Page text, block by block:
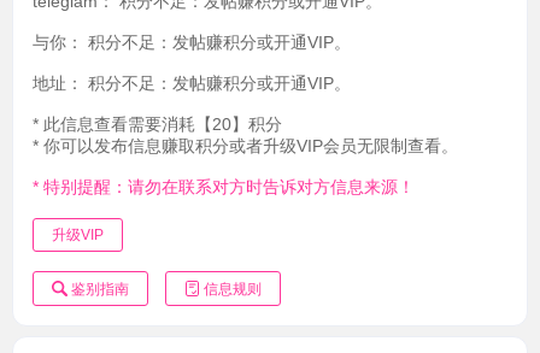
与你： 积分不足：发帖赚积分或开通VIP。
地址： 积分不足：发帖赚积分或开通VIP。
* 此信息查看需要消耗【20】积分
* 你可以发布信息赚取积分或者升级VIP会员无限制查看。
* 特别提醒：请勿在联系对方时告诉对方信息来源！
升级VIP
鉴别指南 信息规则